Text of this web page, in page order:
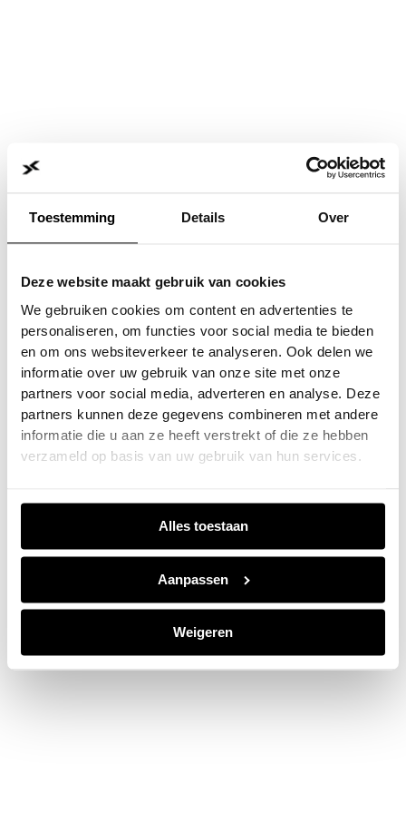
Toestemming Details Over
Deze website maakt gebruik van cookies
We gebruiken cookies om content en advertenties te
personaliseren, om functies voor social media te bieden
en om ons websiteverkeer te analyseren. Ook delen we
informatie over uw gebruik van onze site met onze
partners voor social media, adverteren en analyse. Deze
partners kunnen deze gegevens combineren met andere
informatie die u aan ze heeft verstrekt of die ze hebben
verzameld op basis van uw gebruik van hun services.
Alles toestaan
Aanpassen
Weigeren
Application error: a client-side exception has occurred while
loading
www.jvk.nl (see the browser console
for more
information).